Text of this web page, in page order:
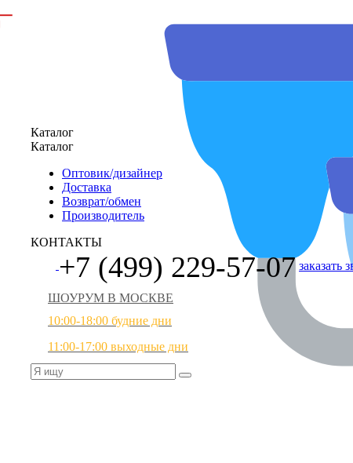
Каталог
Каталог
Оптовик/дизайнер
Доставка
Возврат/обмен
Производитель
КОНТАКТЫ
+7 (499) 229-57-07 заказать
ШОУРУМ В МОСКВЕ
10:00-18:00 будние дни
11:00-17:00 выходные дни